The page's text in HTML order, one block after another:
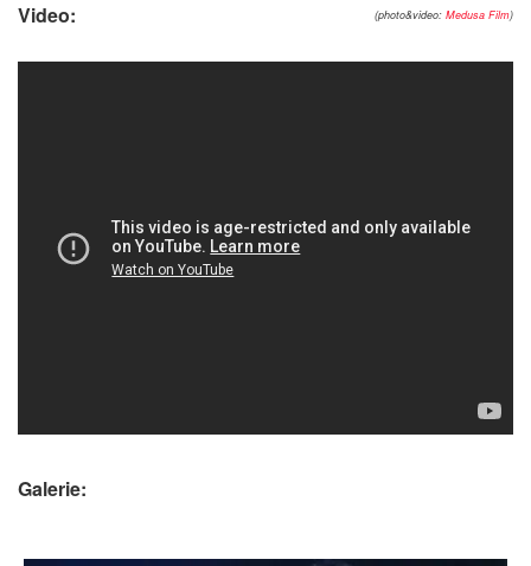
(photo&video: Medusa Film)
Video:
Galerie: